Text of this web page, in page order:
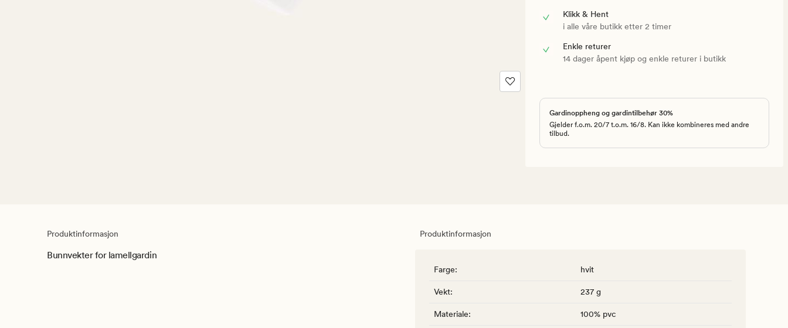
Klikk & Hent
i alle våre butikk etter 2 timer
Enkle returer
14 dager åpent kjøp og enkle returer i butikk
Gardinoppheng og gardintilbehør 30%
Gjelder f.o.m. 20/7 t.o.m. 16/8. Kan ikke kombineres med andre
tilbud.
Produktinformasjon
Bunnvekter for lamellgardin
Produktinformasjon
Farge: hvit
Vekt: 237 g
Materiale: 100% pvc